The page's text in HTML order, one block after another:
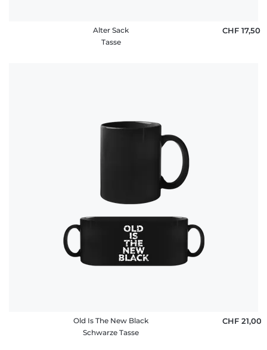
Alter Sack
Tasse
CHF 17,50
Old Is The New Black
Schwarze Tasse
CHF 21,00